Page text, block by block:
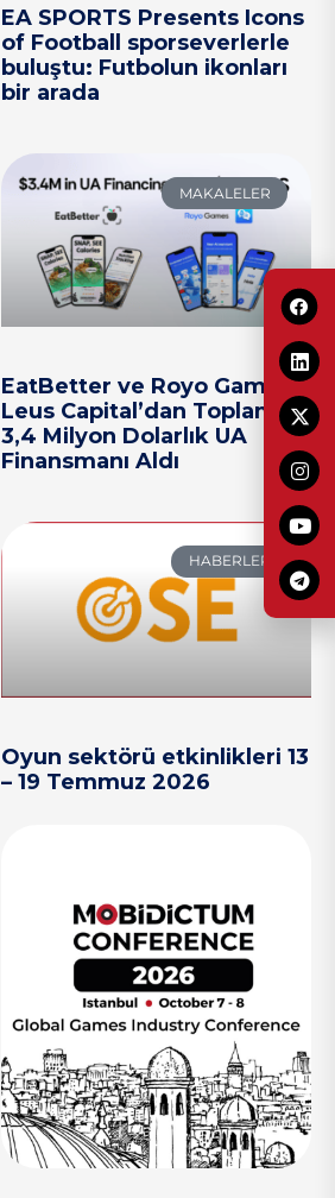
EA SPORTS Presents Icons
of Football sporseverlerle
buluştu: Futbolun ikonları
bir arada
MAKALELER
EatBetter ve Royo Games,
Leus Capital’dan Toplam
3,4 Milyon Dolarlık UA
Finansmanı Aldı
HABERLER
Oyun sektörü etkinlikleri 13
– 19 Temmuz 2026